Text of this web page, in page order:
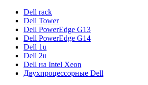
Dell rack
Dell Tower
Dell PowerEdge G13
Dell PowerEdge G14
Dell 1u
Dell 2u
Dell на Intel Xeon
Двухпроцессорные Dell